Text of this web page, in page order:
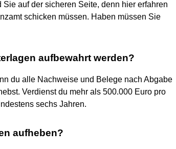
auf der sicheren Seite, denn hier erfahren
schicken müssen. Haben müssen Sie
aufbewahrt werden?
du alle Nachweise und Belege nach Abgabe
Verdienst du mehr als 500.000 Euro pro
sechs Jahren.
aufheben?